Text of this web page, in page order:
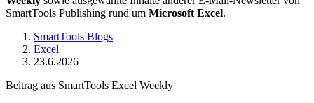
SmartTools Publishing rund um Microsoft Excel.
SmartTools Blogs
Excel
23.6.2026
Beitrag aus SmartTools Excel Weekly